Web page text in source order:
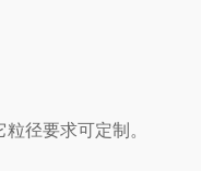
径要求可定制。